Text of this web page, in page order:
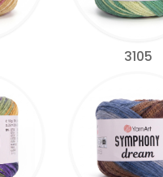
3105